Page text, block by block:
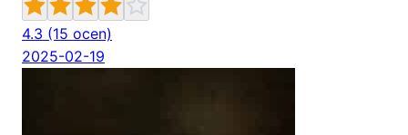
4.3 (15 ocen)
2025-02-19